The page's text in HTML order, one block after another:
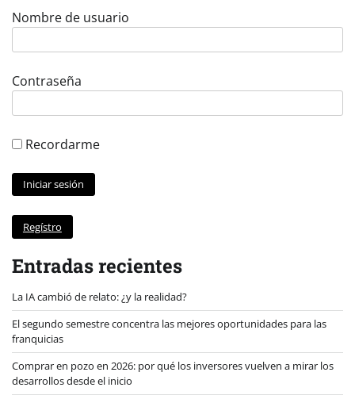
Nombre de usuario
Contraseña
Recordarme
Regístro
Entradas recientes
La IA cambió de relato: ¿y la realidad?
El segundo semestre concentra las mejores oportunidades para las
franquicias
Comprar en pozo en 2026: por qué los inversores vuelven a mirar los
desarrollos desde el inicio